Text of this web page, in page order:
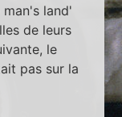
land'
de leurs
le
pas sur la